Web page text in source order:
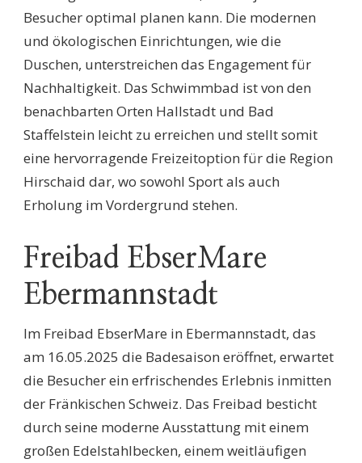
Besucher optimal planen kann. Die modernen
und ökologischen Einrichtungen, wie die
Duschen, unterstreichen das Engagement für
Nachhaltigkeit. Das Schwimmbad ist von den
benachbarten Orten Hallstadt und Bad
Staffelstein leicht zu erreichen und stellt somit
eine hervorragende Freizeitoption für die Region
Hirschaid dar, wo sowohl Sport als auch
Erholung im Vordergrund stehen.
Freibad EbserMare
Ebermannstadt
Im Freibad EbserMare in Ebermannstadt, das
am 16.05.2025 die Badesaison eröffnet, erwartet
die Besucher ein erfrischendes Erlebnis inmitten
der Fränkischen Schweiz. Das Freibad besticht
durch seine moderne Ausstattung mit einem
großen Edelstahlbecken, einem weitläufigen